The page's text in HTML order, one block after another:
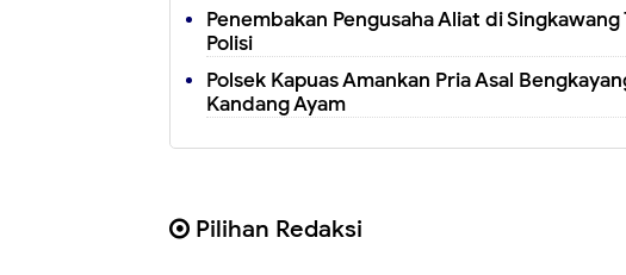
Penembakan Pengusaha Aliat di
Polisi
Polsek Kapuas Amankan Pria Asal
Kandang Ayam
Pilihan Redaksi